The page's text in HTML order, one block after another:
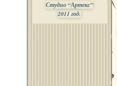
Студио “Артекс”
2011 год.